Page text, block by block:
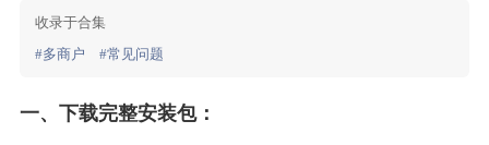
收录于合集
#多商户
#常见问题
一、下载完整安装包：